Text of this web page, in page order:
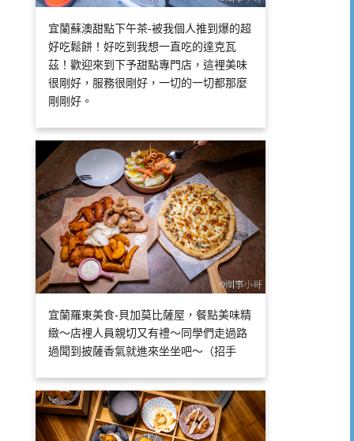
宜蘭蘇澳甜點下午茶-被我個人推到爆的超
好吃鬆餅！好吃到我想一直吃的達克瓦
茲！歡迎來到下予甜點專門店，這裡美味
很剛好，服務很剛好，一切的一切都那麼
剛剛好。
宜蘭羅東美食-貝加莫比薩屋，餐點美味精
緻～店裡人員親切又有禮～同學們走過路
過聞到披薩香氣就進來坐坐吧～（招手